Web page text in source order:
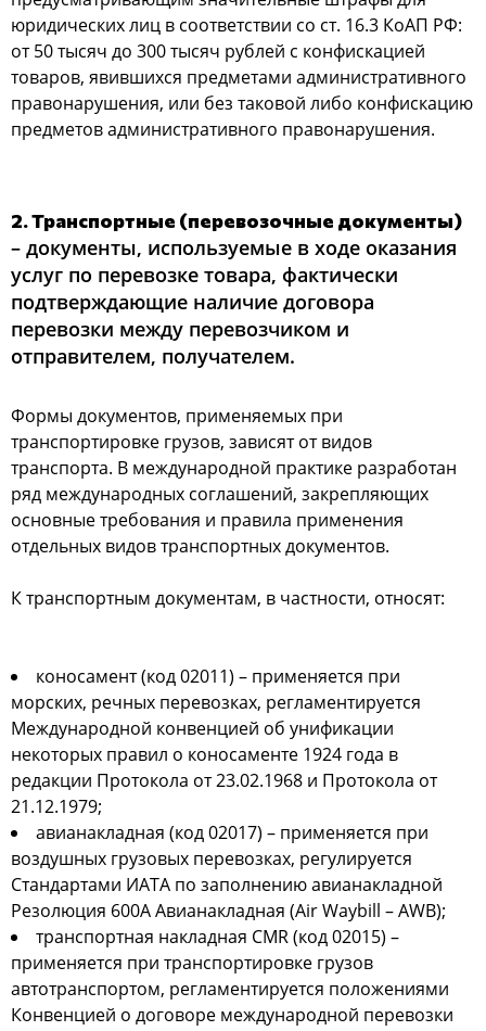
юридических лиц в соответствии со ст. 16.3 КоАП РФ:
от 50 тысяч до 300 тысяч рублей с конфискацией
товаров, явившихся предметами административного
правонарушения, или без таковой либо конфискацию
предметов административного правонарушения.
2. Транспортные (перевозочные документы)
– документы, используемые в ходе оказания
услуг по перевозке товара, фактически
подтверждающие наличие договора
перевозки между перевозчиком и
отправителем, получателем.
Формы документов, применяемых при
транспортировке грузов, зависят от видов
транспорта. В международной практике разработан
ряд международных соглашений, закрепляющих
основные требования и правила применения
отдельных видов транспортных документов.
К транспортным документам, в частности, относят:
коносамент (код 02011) – применяется при
морских, речных перевозках, регламентируется
Международной конвенцией об унификации
некоторых правил о коносаменте 1924 года в
редакции Протокола от 23.02.1968 и Протокола от
21.12.1979;
авианакладная (код 02017) – применяется при
воздушных грузовых перевозках, регулируется
Стандартами ИАТА по заполнению авианакладной
Резолюция 600А Авианакладная (Air Waybill – AWB);
транспортная накладная CMR (код 02015) –
применяется при транспортировке грузов
автотранспортом, регламентируется положениями
Конвенцией о договоре международной перевозки